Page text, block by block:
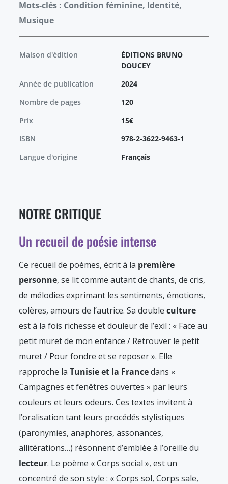
Mots-clés : Condition féminine, Identité,
Musique
Maison d'édition
ÉDITIONS BRUNO
DOUCEY
Année de publication
2024
Nombre de pages
120
Prix
15€
ISBN
978-2-3622-9463-1
Langue d'origine
Français
NOTRE CRITIQUE
Un recueil de poésie intense
Ce recueil de poèmes, écrit à la première
personne, se lit comme autant de chants, de cris,
de mélodies exprimant les sentiments, émotions,
colères, amours de l’autrice. Sa double culture
est à la fois richesse et douleur de l’exil : « Face au
petit muret de mon enfance / Retrouver le petit
muret / Pour fondre et se reposer ». Elle
rapproche la Tunisie et la Francedans «
Campagnes et fenêtres ouvertes » par leurs
couleurs et leurs odeurs. Ces textes invitent à
l’oralisation tant leurs procédés stylistiques
(paronymies, anaphores, assonances,
allitérations…) résonnent d’emblée à l’oreille du
lecteur. Le poème « Corps social », est un
concentré de son style : « Corps sol, Corps sale,